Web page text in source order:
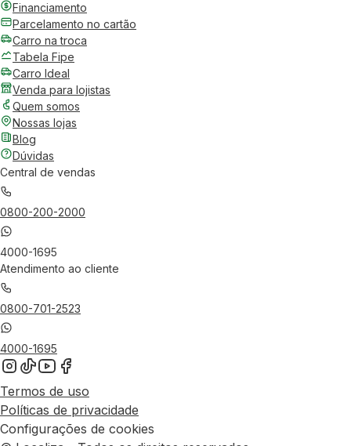
Financiamento
Parcelamento no cartão
Carro na troca
Tabela Fipe
Carro Ideal
Venda para lojistas
Quem somos
Nossas lojas
Blog
Dúvidas
Central de vendas
0800-200-2000
4000-1695
Atendimento ao cliente
0800-701-2523
4000-1695
Termos de uso
Políticas de privacidade
Configurações de cookies